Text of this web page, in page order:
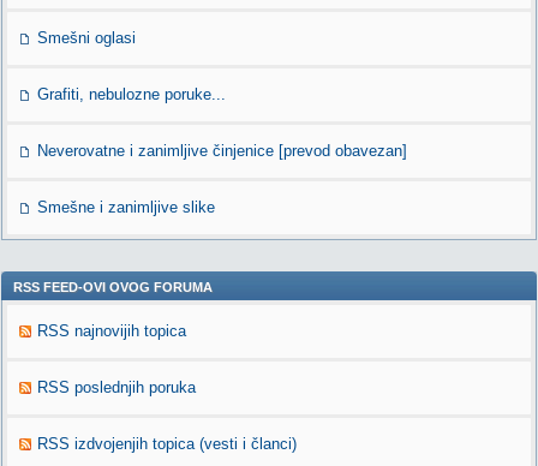
Smešni oglasi
Grafiti, nebulozne poruke...
Neverovatne i zanimljive činjenice [prevod obavezan]
Smešne i zanimljive slike
RSS FEED-OVI OVOG FORUMA
RSS najnovijih topica
RSS poslednjih poruka
RSS izdvojenjih topica (vesti i članci)